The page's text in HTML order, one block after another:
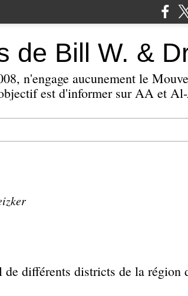
de Bill W. &
n'engage aucunement le
est d'informer sur AA et
différents districts de la région